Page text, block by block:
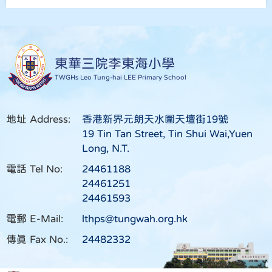
東華三院李東海小學
TWGHs Leo Tung-hai LEE Primary School
地址 Address:
香港新界元朗天水圍天壇街19號
19 Tin Tan Street, Tin Shui Wai,Yuen
Long, N.T.
電話 Tel No:
24461188
24461251
24461593
電郵 E-Mail:
lthps@tungwah.org.hk
傳真 Fax No.:
24482332